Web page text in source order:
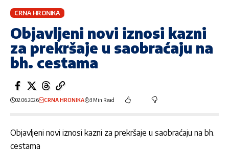
CRNA HRONIKA
Objavljeni novi iznosi kazni
za prekršaje u saobraćaju na
bh. cestama
02.06.2026 CRNA HRONIKA 3 Min Read
Objavljeni novi iznosi kazni za prekršaje u saobraćaju na bh.
cestama